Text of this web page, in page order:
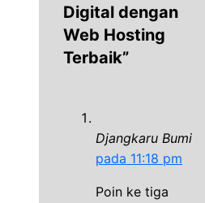
Digital dengan
Web Hosting
Terbaik”
Djangkaru Bumi
pada 11:18 pm
Poin ke tiga